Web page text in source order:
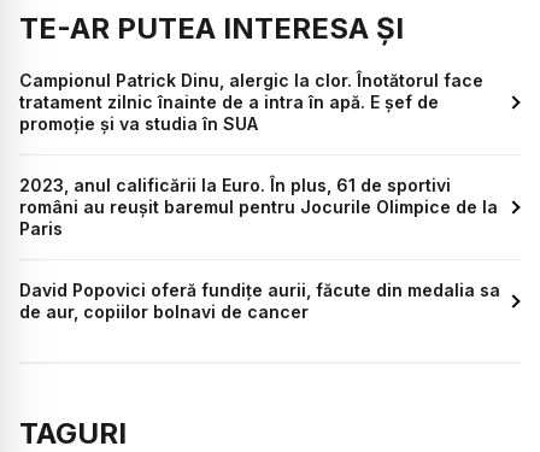
TE-AR PUTEA INTERESA ȘI
Campionul Patrick Dinu, alergic la clor. Înotătorul face
tratament zilnic înainte de a intra în apă. E șef de
promoție și va studia în SUA
2023, anul calificării la Euro. În plus, 61 de sportivi
români au reușit baremul pentru Jocurile Olimpice de la
Paris
David Popovici oferă fundițe aurii, făcute din medalia sa
de aur, copiilor bolnavi de cancer
TAGURI